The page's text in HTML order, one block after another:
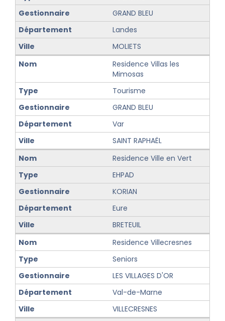
GRAND BLEU
Landes
MOLIETS
Residence Villas les
Mimosas
Tourisme
GRAND BLEU
Var
SAINT RAPHAËL
Residence Ville en Vert
EHPAD
KORIAN
Eure
BRETEUIL
Residence Villecresnes
Seniors
LES VILLAGES D'OR
Val-de-Marne
VILLECRESNES